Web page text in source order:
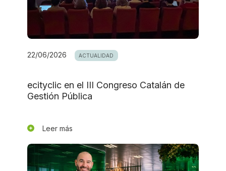
22/06/2026 ACTUALIDAD
ecityclic en el III Congreso Catalán de
Gestión Pública
Leer más